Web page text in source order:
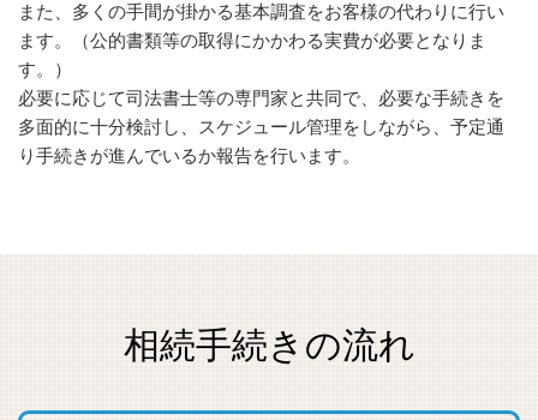
また、多くの手間が掛かる基本調査をお客様の代わりに行い
ます。（公的書類等の取得にかかわる実費が必要となりま
す。）
必要に応じて司法書士等の専門家と共同で、必要な手続きを
多面的に十分検討し、スケジュール管理をしながら、予定通
り手続きが進んでいるか報告を行います。
相続手続きの流れ